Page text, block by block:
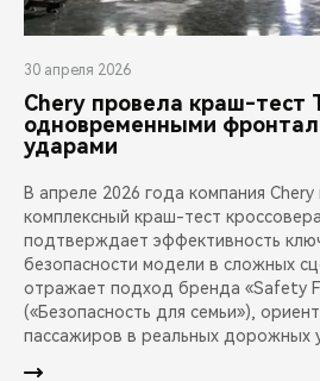
30 апреля 2026
Chery провела краш-тест
одновременными
ударами
В апреле 2026 года компания
комплексный краш-тест
подтверждает эффективность
безопасности модели в сложных
отражает подход бренда «Safety
(«Безопасность для семьи»),
пассажиров в реальных дорожных